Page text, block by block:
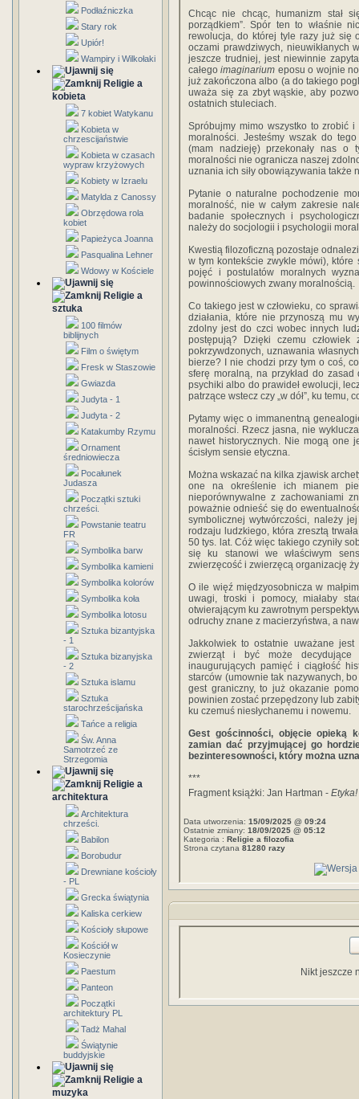
Podłaźniczka
Stary rok
Upiór!
Wampiry i Wilkołaki
Religie a
kobieta
7 kobiet Watykanu
Kobieta w
chrzescijaństwie
Kobieta w czasach
wypraw krzyżowych
Kobiety w Izraelu
Matylda z Canossy
Obrzędowa rola
kobiet
Papieżyca Joanna
Pasqualina Lehner
Wdowy w Kościele
Religie a
sztuka
100 filmów
biblijnych
Film o świętym
Fresk w Staszowie
Gwiazda
Judyta - 1
Judyta - 2
Katakumby Rzymu
Ornament
średniowiecza
Pocałunek
Judasza
Początki sztuki
chrześci.
Powstanie teatru
FR
Symbolika barw
Symbolika kamieni
Symbolika kolorów
Symbolika koła
Symbolika lotosu
Sztuka bizantyjska
- 1
Sztuka bizanyjska
- 2
Sztuka islamu
Sztuka
starochrześcijańska
Tańce a religia
Św. Anna
Samotrzeć ze
Strzegomia
Religie a
architektura
Architektura
chrześci.
Babilon
Borobudur
Drewniane kościoły
- PL
Grecka świątynia
Kaliska cerkiew
Kościoły słupowe
Kościół w
Kosieczynie
Paestum
Panteon
Początki
architektury PL
Tadż Mahal
Świątynie
buddyjskie
Religie a
muzyka
Chcąc nie chcąc, humanizm stał
porządkiem”. Spór ten to właśnie
rewolucja, do której tyle razy już się
oczami prawdziwych, nieuwikłanych
jeszcze trudniej, jest niewinnie
całegoimaginarium eposu o wojnie
już zakończona albo (a do takiego
uważa się za zbyt wąskie, aby
ostatnich stuleciach.
Spróbujmy mimo wszystko to zrobić
moralności. Jesteśmy wszak do
(mam nadzieję) przekonały nas o
moralności nie ogranicza naszej
uznania ich siły obowiązywania także
Pytanie o naturalne pochodzenie
moralność, nie w całym zakresie
badanie społecznych i
należy do socjologii i psychologii
Kwestią filozoficzną pozostaje
w tym kontekście zwykle mówi),
pojęć i postulatów moralnych
powinnościowych zwany moralnością.
Co takiego jest w człowieku, co
działania, które nie przynoszą mu
zdolny jest do czci wobec innych
postępują? Dzięki czemu
pokrzywdzonych, uznawania
bierze? I nie chodzi przy tym o coś,
sferę moralną, na przykład do
psychiki albo do prawideł ewolucji,
patrzące wstecz czy „w dół”, ku temu,
Pytamy więc o immanentną
moralności. Rzecz jasna, nie
nawet historycznych. Nie mogą one
ścisłym sensie etyczna.
Można wskazać na kilka zjawisk
one na określenie ich mianem
nieporównywalne z zachowaniami
poważnie odnieść się do
symbolicznej wytwórczości, należy
rodzaju ludzkiego, która zresztą
50 tys. lat. Cóż więc takiego czyniły
się ku stanowi we właściwym
zwierzęcość i zwierzęcą organizację
O ile więź międzyosobnicza w
uwagi, troski i pomocy, miałaby
otwierającym ku zawrotnym
odruchy znane z macierzyństwa, a
Jakkolwiek to ostatnie uważane
zwierząt i być może decydujące
inaugurujących pamięć i ciągłość
starców (umownie tak nazywanych,
gest graniczny, to już okazanie
powinien zostać przepędzony lub
ku czemuś niesłychanemu i nowemu.
Gest gościnności, objęcie opieką
zamian dać przyjmującej go
bezinteresowności, który można
***
Fragment książki: Jan Hartman -
Data utworzenia: 15/09/2025 @ 09:24
Ostatnie zmiany: 18/09/2025 @ 05:12
Kategoria : Religie a filozofia
Strona czytana 81280 razy
Nikt jeszcze